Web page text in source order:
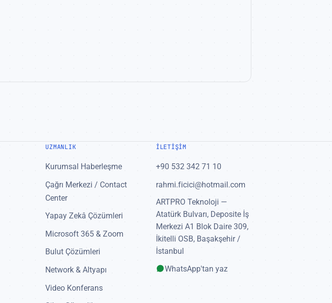
UZMANLIK
Kurumsal Haberleşme
Çağrı Merkezi / Contact
Center
Yapay Zekâ Çözümleri
Microsoft 365 & Zoom
Bulut Çözümleri
Network & Altyapı
Video Konferans
İLETIŞIM
+90 532 342 71 10
rahmi.ficici@hotmail.com
ARTPRO Teknoloji —
Atatürk Bulvarı, Deposite İş
Merkezi A1 Blok Daire 309,
İkitelli OSB, Başakşehir /
İstanbul
WhatsApp'tan yaz